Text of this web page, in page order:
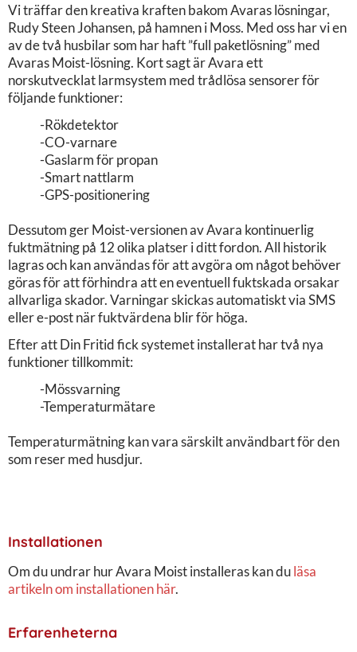
Vi träffar den kreativa kraften bakom Avaras lösningar,
Rudy Steen Johansen, på hamnen i Moss. Med oss har vi en
av de två husbilar som har haft ”full paketlösning” med
Avaras Moist-lösning. Kort sagt är Avara ett
norskutvecklat larmsystem med trådlösa sensorer för
följande funktioner:
-Rökdetektor
-CO-varnare
-Gaslarm för propan
-Smart nattlarm
-GPS-positionering
Dessutom ger Moist-versionen av Avara kontinuerlig
fuktmätning på 12 olika platser i ditt fordon. All historik
lagras och kan användas för att avgöra om något behöver
göras för att förhindra att en eventuell fuktskada orsakar
allvarliga skador. Varningar skickas automatiskt via SMS
eller e-post när fuktvärdena blir för höga.
Efter att Din Fritid fick systemet installerat har två nya
funktioner tillkommit:
-Mössvarning
-Temperaturmätare
Temperaturmätning kan vara särskilt användbart för den
som reser med husdjur.
Installationen
Om du undrar hur Avara Moist installeras kan duläsa
artikeln om installationen här.
Erfarenheterna